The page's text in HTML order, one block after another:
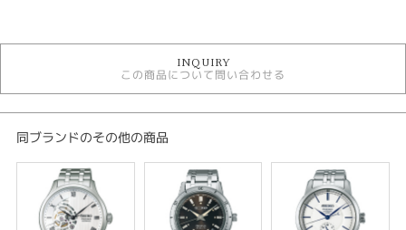
時計
自動巻き
5気圧防水以下
メンズウォッチ
革ベルト
メンズ 腕時計
プレザージュ
性別
INQUIRY
この商品について問い合わせる
同ブランドのその他の商品